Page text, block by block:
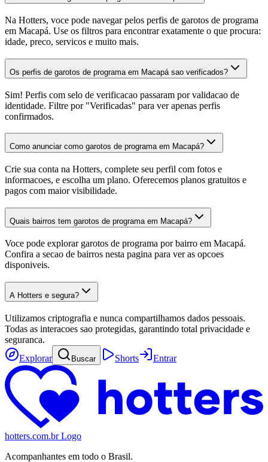
Na Hotters, voce pode navegar pelos perfis de garotos de programa
em Macapá. Use os filtros para encontrar exatamente o que procura:
idade, preco, servicos e muito mais.
Os perfis de garotos de programa em Macapá sao verificados?
Sim! Perfis com selo de verificacao passaram por validacao de
identidade. Filtre por "Verificadas" para ver apenas perfis
confirmados.
Como anunciar como garotos de programa em Macapá?
Crie sua conta na Hotters, complete seu perfil com fotos e
informacoes, e escolha um plano. Oferecemos planos gratuitos e
pagos com maior visibilidade.
Quais bairros tem garotos de programa em Macapá?
Voce pode explorar garotos de programa por bairro em Macapá.
Confira a secao de bairros nesta pagina para ver as opcoes
disponiveis.
A Hotters e segura?
Utilizamos criptografia e nunca compartilhamos dados pessoais.
Todas as interacoes sao protegidas, garantindo total privacidade e
seguranca.
Explorar
Buscar Shorts Entrar
hotters.com.br Logo
Acompanhantes em todo o Brasil.